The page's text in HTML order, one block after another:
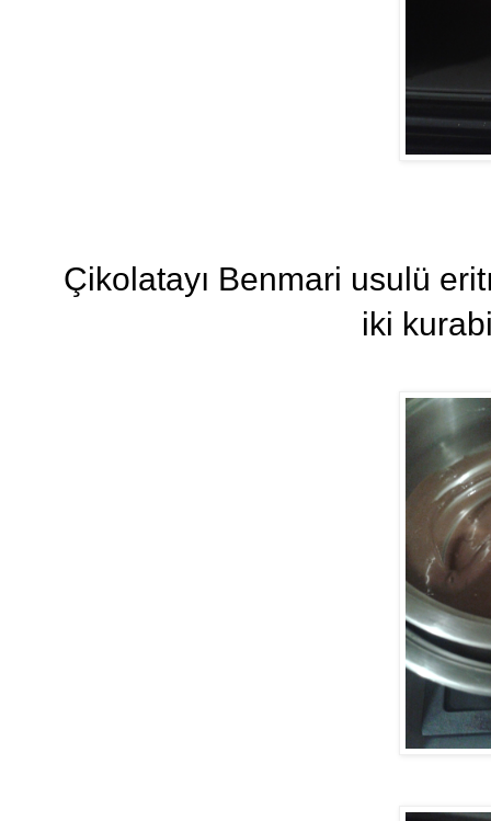
Çikolatayı Benmari usulü
iki